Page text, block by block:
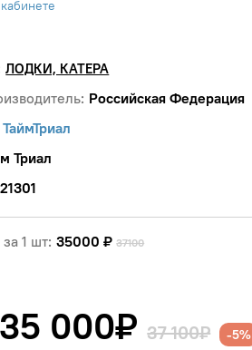
ЛОДКИ, КАТЕРА
Российская Федерация
ТаймТриал
Триал
1 шт: 35000₽37100
35 000₽37 100₽ -5%